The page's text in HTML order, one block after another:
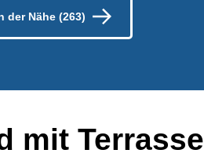
der Nähe (263)
mit Terrasse